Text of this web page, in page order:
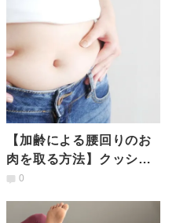
【加齢による腰回りのお
肉を取る方法】クッショ
ンを使って「腹斜筋」に
ヨガ」
0